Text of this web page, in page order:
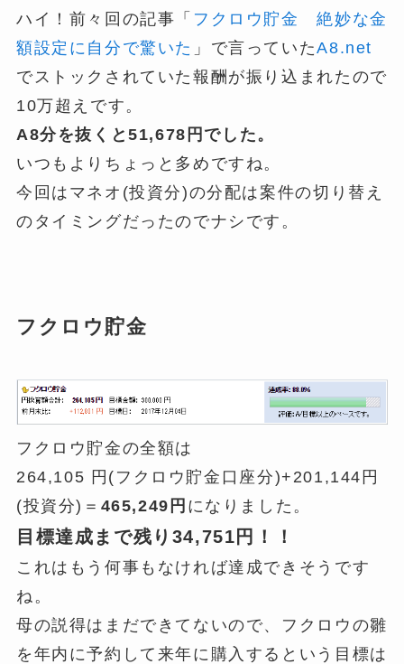
ハイ！前々回の記事「 フクロウ貯金 絶妙な金
額設定に自分で驚いた 」で言っていたA8.net
でストックされていた報酬が振り込まれたので
10万超えです。
A8分を抜くと51,678円でした。
いつもよりちょっと多めですね。
今回はマネオ(投資分)の分配は案件の切り替え
のタイミングだったのでナシです。
フクロウ貯金
フクロウ貯金の全額は
264,105 円(フクロウ貯金口座分)+201,144円
(投資分)＝ 465,249円 になりました。
目標達成まで残り34,751円！！
これはもう何事もなければ達成できそうです
ね。
母の説得はまだできてないので、フクロウの雛
を年内に予約して来年に購入するという目標は